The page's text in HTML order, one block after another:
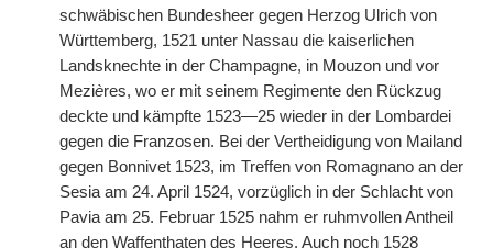
schwäbischen Bundesheer gegen Herzog Ulrich von
Württemberg, 1521 unter Nassau die kaiserlichen
Landsknechte in der Champagne, in Mouzon und vor
Mezières, wo er mit seinem Regimente den Rückzug
deckte und kämpfte 1523—25 wieder in der Lombardei
gegen die Franzosen. Bei der Vertheidigung von Mailand
gegen Bonnivet 1523, im Treffen von Romagnano an der
Sesia am 24. April 1524, vorzüglich in der Schlacht von
Pavia am 25. Februar 1525 nahm er ruhmvollen Antheil
an den Waffenthaten des Heeres. Auch noch 1528